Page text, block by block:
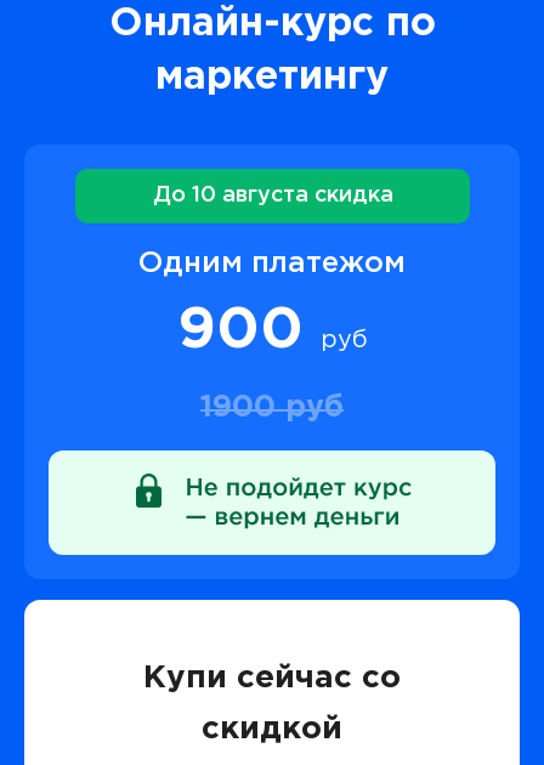
Онлайн-курс по
маркетингу
До 10 августа скидка
Одним платежом
900 руб
1900 руб
Купи сейчас со
скидкой